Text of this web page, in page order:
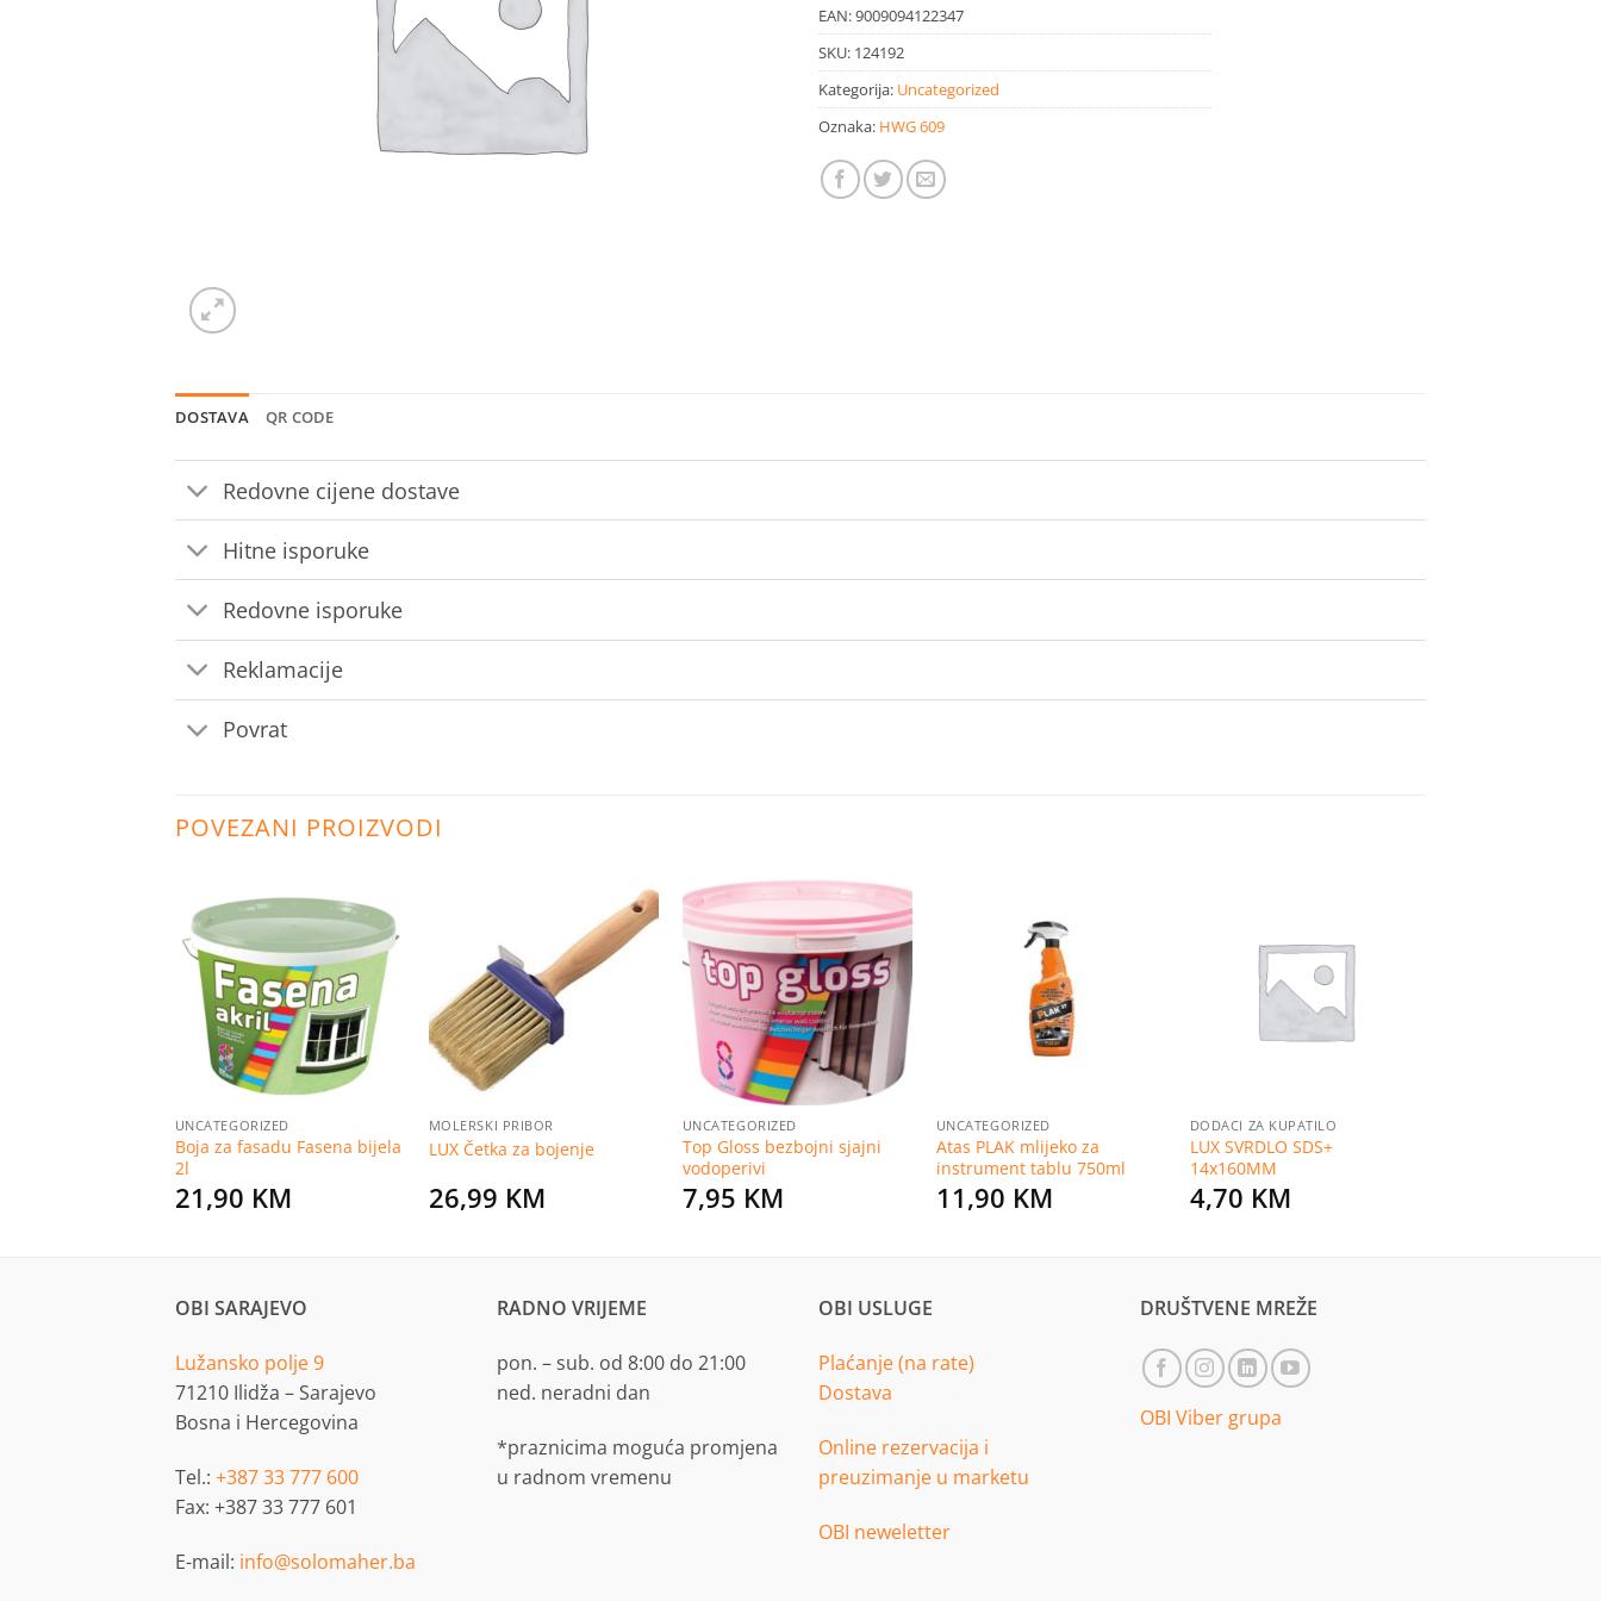
EAN:9009094122347
SKU: 124192
Kategorija: Uncategorized
Oznaka: HWG 609
DOSTAVA QR CODE
Redovne cijene dostave
Hitne isporuke
Redovne isporuke
Reklamacije
Povrat
POVEZANI PROIZVODI
Dodaj
na
listu
želja
UNCATEGORIZED
Boja za fasadu Fasena bijela
2l
21,90 KM
Dodaj
na
MOLERSKI PRIBOR
LUX Četka za bojenje
26,99 KM
Dodaj
na
listu
želja
UNCATEGORIZED
Top Gloss bezbojni sjajni
vodoperivi
7,95 KM
UNCATEGORIZED
Atas PLAK mlijeko za
instrument tablu 750ml
11,90 KM
DODACI ZA KUPATILO
LUX SVRDLO SDS+
14x160MM
4,70 KM
OBI SARAJEVO
Lužansko polje 9
71210 Ilidža – Sarajevo
Bosna i Hercegovina
Tel.: +387 33 777 600
Fax: +387 33 777 601
E-mail: info@solomaher.ba
RADNO VRIJEME
pon. – sub. od 8:00 do 21:00
ned. neradni dan
*praznicima moguća promjena
u radnom vremenu
OBI USLUGE
Plaćanje (na rate)
Dostava
Online rezervacija i
preuzimanje u marketu
OBI neweletter
DRUŠTVENE MREŽE
OBI Viber grupa